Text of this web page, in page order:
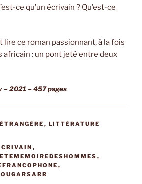
ce qu’un écrivain ? Qu’est-ce
lire ce roman passionnant, à la fois
: un pont jeté entre deux
– 2021 – 457 pages
, LITTÉRATURE
,
,
,